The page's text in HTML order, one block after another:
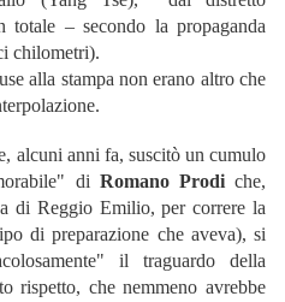
totale – secondo la propaganda
chilometri).
alla stampa non erano altro che
alcuni anni fa, suscitò un cumulo
di Romano Prodiche,
di Reggio Emilio, per correre la
di preparazione che aveva), si
il traguardo della
rispetto, che nemmeno avrebbe